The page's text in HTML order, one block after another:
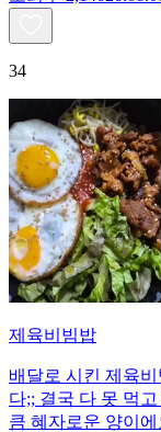
34
제육비빔밥
배달로 시킨 제육
다;; 결국 다 못 먹
큼 혜자로운 양이